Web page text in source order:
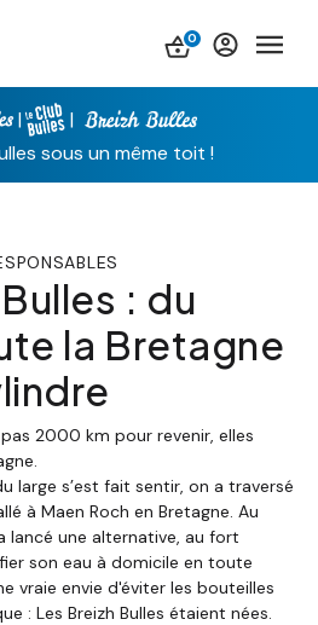
0
|
|
sous un même toit !
: du
la Bretagne
2000 km pour revenir, elles
large s’est fait sentir, on a traversé
à Maen Roch en Bretagne. Au
lancé une alternative, au fort
son eau à domicile en toute
vraie envie d'éviter les bouteilles
: Les Breizh Bulles étaient nées.